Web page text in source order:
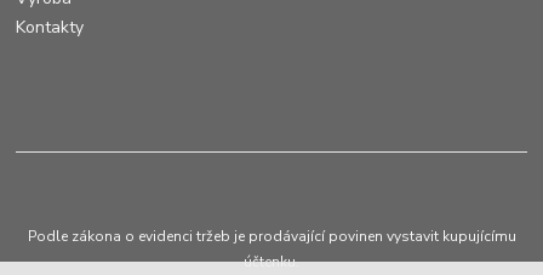
Kontakty
Podle zákona o evidenci tržeb je prodávající povinen vystavit kupujícímu
účtenku.